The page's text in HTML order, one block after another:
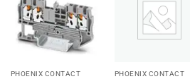
PHOENIX CONTACT PHOENIX CONTACT